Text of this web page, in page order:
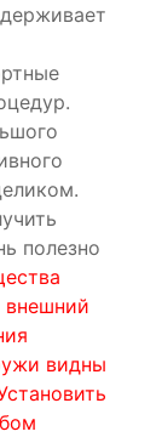
полезно
внешний
видны